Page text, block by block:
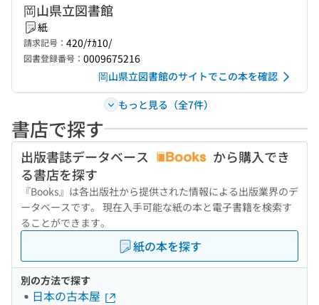
岡山県立図書館
紙
請求記号： 420/ﾅｶ10/
図書登録番号： 0009675216
岡山県立図書館のサイトでこの本を確認
もっと見る（全7件）
書店で探す
出版書誌データベース
から購入でき
る書店を探す
『Books』は各出版社から提供された情報による出版業界のデ
ータベースです。 現在入手可能な紙の本と電子書籍を検索す
ることができます。
紙の本を探す
別の方法で探す
日本の古本屋